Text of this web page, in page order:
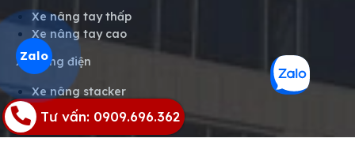
Xe nâng tay thấp
Xe nâng tay cao
Xe nâng điện
Xe nâng stacker
Xe nâng tay điện
Xe nâng điện ngồi lái
Tư vấn: 0909.696.362
Zalo